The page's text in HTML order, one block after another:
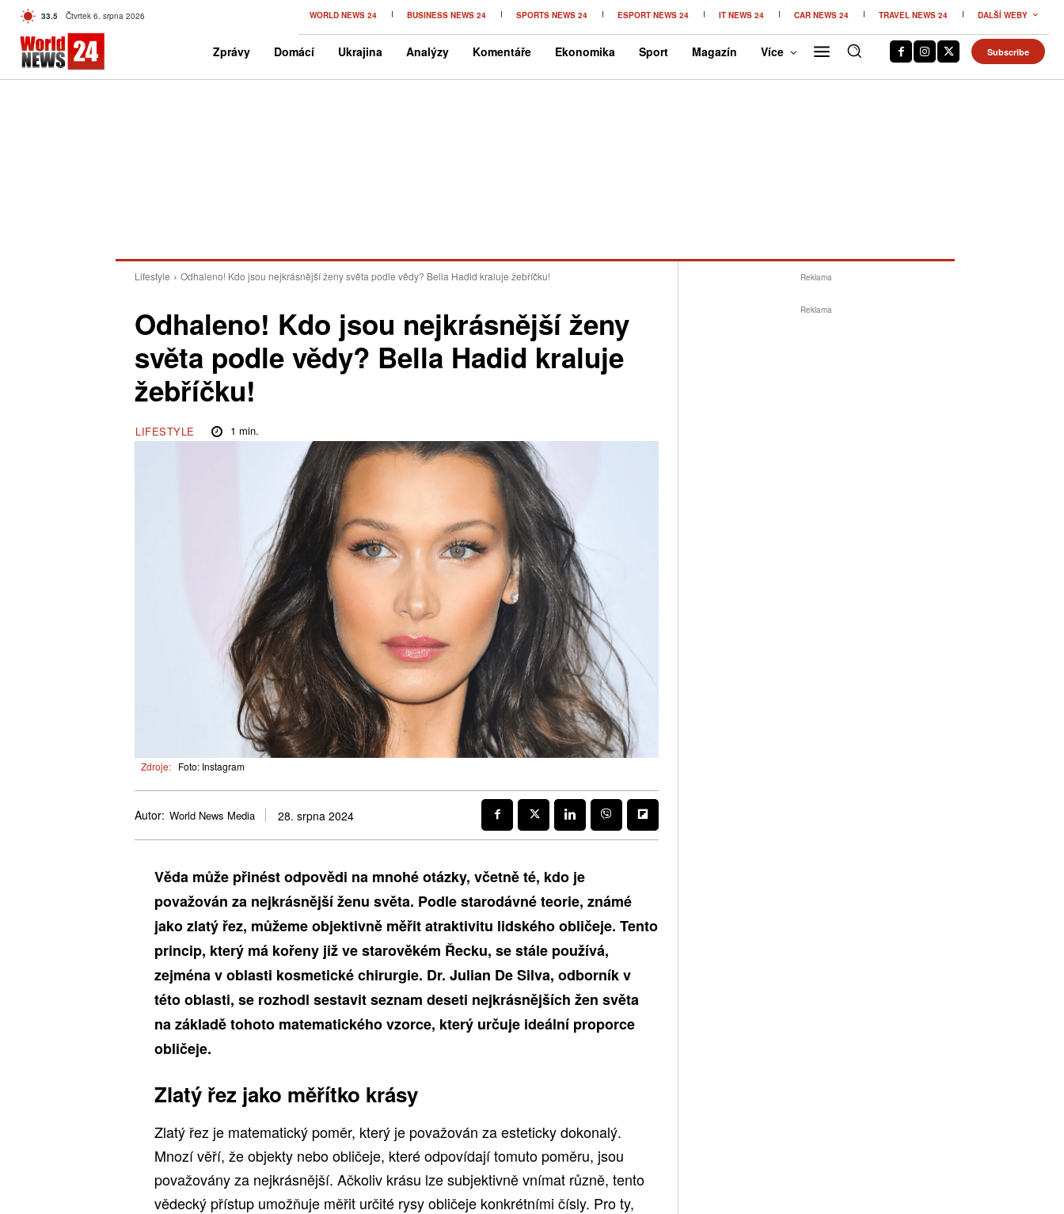
33.5 C Czech
Čtvrtek 6. srpna 2026 WORLD NEWS 24 BUSINESS NEWS 24 SPORTS NEWS 24 ESPORT NEWS 24 IT NEWS 24 CAR NEWS 24 TRAVEL NEWS 24 DALŠÍ WEBY
Zprávy Domácí Ukrajina Analýzy Komentáře Ekonomika Sport Magazín Více Subscribe
Lifestyle Odhaleno! Kdo jsou nejkrásnější ženy světa podle vědy? Bella Hadid kraluje žebříčku!
Odhaleno! Kdo jsou nejkrásnější ženy
světa podle vědy? Bella Hadid kraluje
žebříčku!
LIFESTYLE 1 min.
Zdroje: Foto: Instagram
Autor: World News Media 28. srpna 2024
Věda může přinést odpovědi na mnohé otázky, včetně té, kdo je
považován za nejkrásnější ženu světa. Podle starodávné teorie, známé
jako zlatý řez, můžeme objektivně měřit atraktivitu lidského obličeje. Tento
princip, který má kořeny již ve starověkém Řecku, se stále používá,
zejména v oblasti kosmetické chirurgie. Dr. Julian De Silva, odborník v
této oblasti, se rozhodl sestavit seznam deseti nejkrásnějších žen světa
na základě tohoto matematického vzorce, který určuje ideální proporce
obličeje.
Zlatý řez jako měřítko krásy
Zlatý řez je matematický poměr, který je považován za esteticky dokonalý.
Mnozí věří, že objekty nebo obličeje, které odpovídají tomuto poměru, jsou
považovány za nejkrásnější. Ačkoliv krásu lze subjektivně vnímat různě, tento
vědecký přístup umožňuje měřit určité rysy obličeje konkrétními čísly. Pro ty,
Reklama
Reklama